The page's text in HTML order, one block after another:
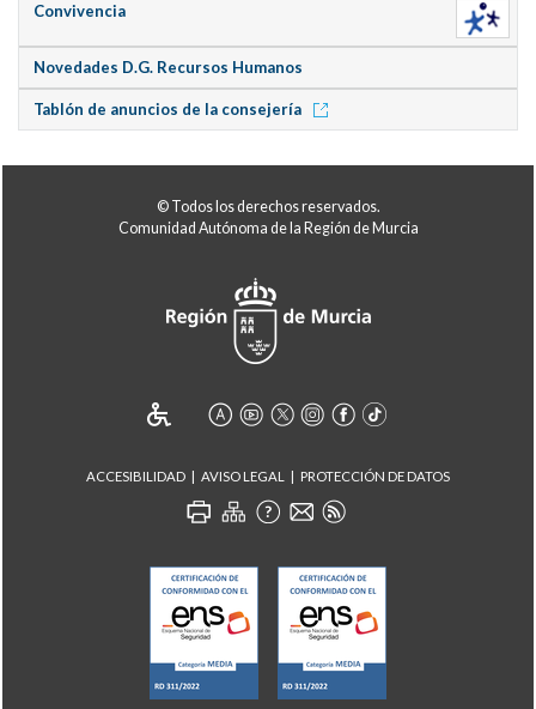
Convivencia
Novedades D.G. Recursos Humanos
Tablón de anuncios de la consejería
© Todos los derechos reservados.
Comunidad Autónoma de la Región de Murcia
ACCESIBILIDAD AVISO LEGAL PROTECCIÓN DE DATOS